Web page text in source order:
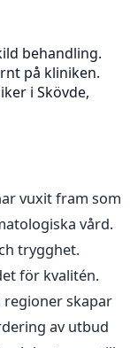
behandling.
på kliniken.
i Skövde,
vuxit fram som
vård.
trygghet.
för kvalitén.
skapar
av utbud